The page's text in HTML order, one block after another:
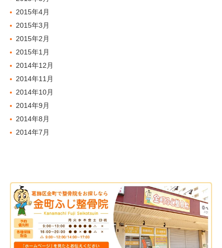
2015年4月
2015年3月
2015年2月
2015年1月
2014年12月
2014年11月
2014年10月
2014年9月
2014年8月
2014年7月